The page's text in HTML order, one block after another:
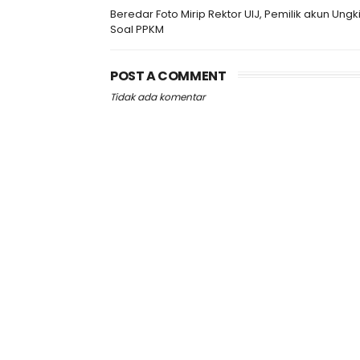
Beredar Foto Mirip Rektor UIJ, Pemilik akun
Soal PPKM
POST A COMMENT
Tidak ada komentar